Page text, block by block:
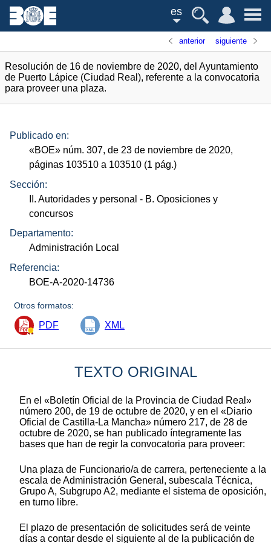
es
anterior siguiente
Resolución de 16 de noviembre de 2020, del Ayuntamiento
de Puerto Lápice (Ciudad Real), referente a la convocatoria
para proveer una plaza.
Publicado en:
«BOE» núm. 307, de 23 de noviembre de 2020,
páginas 103510 a 103510 (1 pág.)
Sección:
II. Autoridades y personal - B. Oposiciones y
concursos
Departamento:
Administración Local
Referencia:
BOE-A-2020-14736
Otros formatos:
PDF XML
TEXTO ORIGINAL
En el «Boletín Oficial de la Provincia de Ciudad Real»
número 200, de 19 de octubre de 2020, y en el «Diario
Oficial de Castilla-La Mancha» número 217, de 28 de
octubre de 2020, se han publicado íntegramente las
bases que han de regir la convocatoria para proveer:
Una plaza de Funcionario/a de carrera, perteneciente a la
escala de Administración General, subescala Técnica,
Grupo A, Subgrupo A2, mediante el sistema de oposición,
en turno libre.
El plazo de presentación de solicitudes será de veinte
días a contar desde el siguiente al de la publicación de